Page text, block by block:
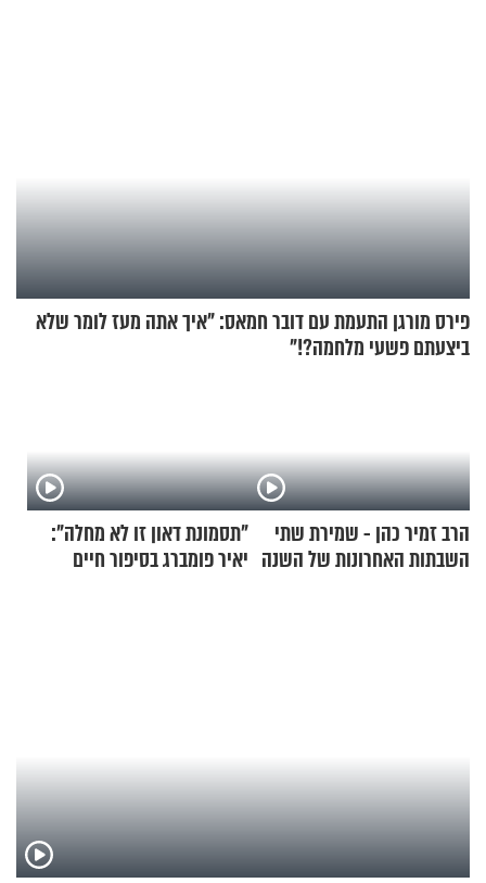
פירס מורגן התעמת עם דובר חמאס: "איך אתה מעז לומר שלא
ביצעתם פשעי מלחמה?!"
הרב זמיר כהן - שמירת שתי
השבתות האחרונות של השנה
"תסמונת דאון זו לא מחלה":
יאיר פומברג בסיפור חיים